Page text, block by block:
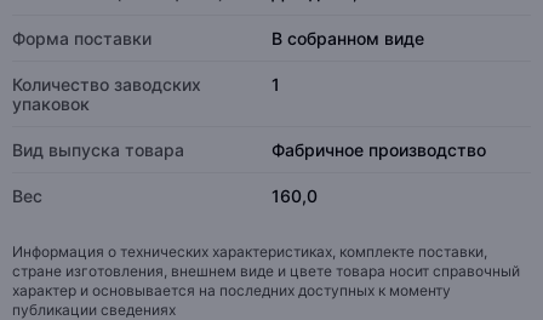
Форма поставки В собранном виде
Количество заводских
упаковок
1
Вид выпуска товара Фабричное производство
Вес 160,0
Информация о технических характеристиках, комплекте поставки,
стране изготовления, внешнем виде и цвете товара носит справочный
характер и основывается на последних доступных к моменту
публикации сведениях